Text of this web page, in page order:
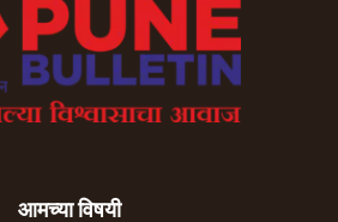
आमच्या विषयी